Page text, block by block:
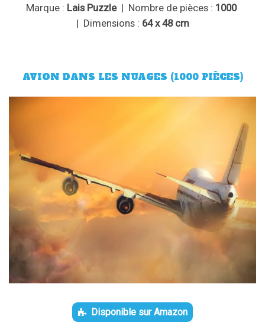
Marque : Lais Puzzle| Nombre de pièces : 1000
| Dimensions : 64 x 48 cm
AVION DANS LES NUAGES (1000 PIÈCES)
Disponible sur Amazon